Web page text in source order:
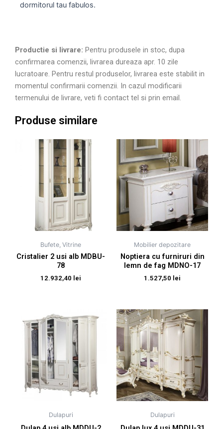
dormitorul tau fabulos.
Productie si livrare: Pentru produsele in stoc, dupa
confirmarea comenzii, livrarea dureaza apr. 10 zile
lucratoare. Pentru restul produselor, livrarea este stabilit in
momentul confirmarii comenzii. In cazul modificarii
termenului de livrare, veti fi contact tel si prin email.
Produse similare
Bufete, Vitrine
Cristalier 2 usi alb MDBU-
78
12.932,40 lei
Mobilier depozitare
Noptiera cu furniruri din
lemn de fag MDNO-17
1.527,50 lei
Dulapuri Dulapuri